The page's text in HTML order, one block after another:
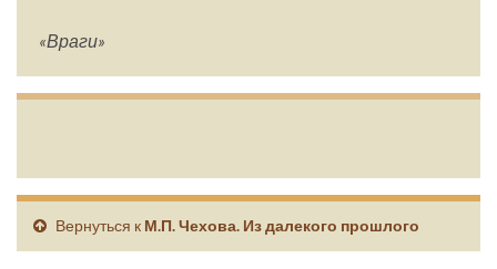
«Враги»
Вернуться к М.П. Чехова. Из далекого прошлого